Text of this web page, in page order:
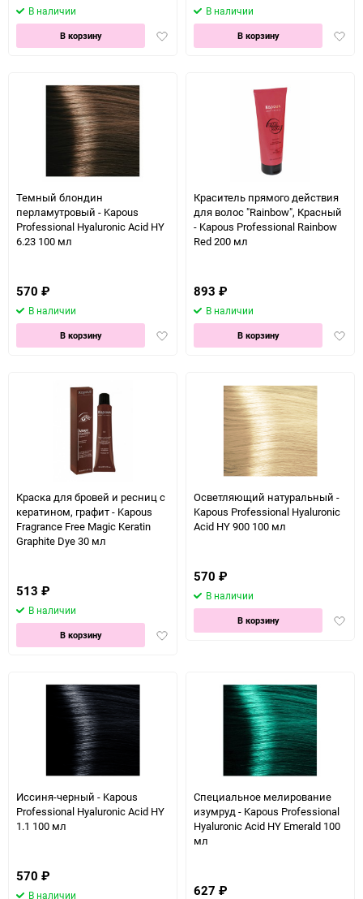
В наличии
Добавить
В корзину
В наличии
В корзину
Темный блондин
перламутровый - Kapous
Professional Hyaluronic Acid HY
6.23 100 мл
570 ₽
В наличии
Добавить
В корзину
Краситель прямого действия
для волос "Rainbow", Красный
- Kapous Professional Rainbow
Red 200 мл
893 ₽
В наличии
В корзину
Краска для бровей и ресниц с
кератином, графит - Kapous
Fragrance Free Magic Keratin
Graphite Dye 30 мл
513 ₽
В наличии
Добавить
В корзину
Осветляющий натуральный -
Kapous Professional Hyaluronic
Acid HY 900 100 мл
570 ₽
В наличии
В корзину
Иссиня-черный - Kapous
Professional Hyaluronic Acid HY
1.1 100 мл
570 ₽
В наличии
Специальное мелирование
изумруд - Kapous Professional
Hyaluronic Acid HY Emerald 100
мл
627 ₽